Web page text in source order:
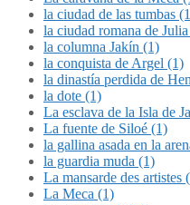
la ciudad de las tumbas
la ciudad romana de
la columna Jakín (1)
la conquista de Argel (1)
la dinastía perdida de
la dote (1)
La esclava de la Isla de
La fuente de Siloé (1)
la gallina asada en la
la guardia muda (1)
La mansarde des artistes
La Meca (1)